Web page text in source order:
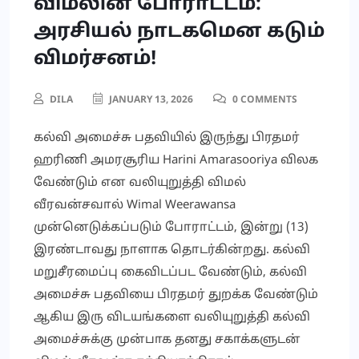
அரசியல் நாடகமென கடும்
விமர்சனம்!
DILA JANUARY 13, 2026 0 COMMENTS
கல்வி அமைச்சு பதவியில் இருந்து பிரதமர்
ஹரிணி அமரசூரிய Harini Amarasooriya விலக
வேண்டும் என வலியுறுத்தி விமல்
வீரவன்சவால் Wimal Weerawansa
முன்னெடுக்கப்படும் போராட்டம், இன்று (13)
இரண்டாவது நாளாக தொடர்கின்றது. கல்வி
மறுசீரமைப்பு கைவிடப்பட வேண்டும், கல்வி
அமைச்சு பதவியை பிரதமர் துறக்க வேண்டும்
ஆகிய இரு விடயங்களை வலியுறுத்தி கல்வி
அமைச்சுக்கு முன்பாக தனது சகாக்களுடன்